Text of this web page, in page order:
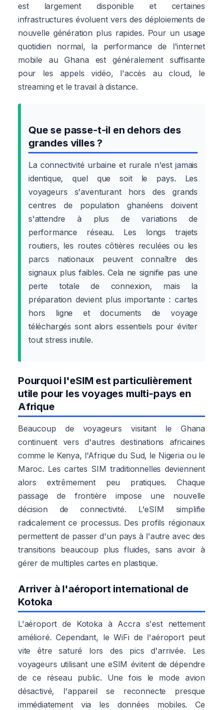
est largement disponible et certaines
infrastructures évoluent vers des déploiements de
nouvelle génération plus rapides. Pour un usage
quotidien normal, la performance de l'internet
mobile au Ghana est généralement suffisante
pour les appels vidéo, l'accès au cloud, le
streaming et le travail à distance.
Que se passe-t-il en dehors des
grandes villes ?
La connectivité urbaine et rurale n'est jamais
identique, quel que soit le pays. Les
voyageurs s'aventurant hors des grands
centres de population ghanéens doivent
s'attendre à plus de variations de
performance réseau. Les longs trajets
routiers, les routes côtières reculées ou les
parcs nationaux peuvent connaître des
signaux plus faibles. Cela ne signifie pas une
perte totale de connexion, mais la
préparation devient plus importante : cartes
hors ligne et documents de voyage
téléchargés sont alors essentiels pour éviter
tout stress inutile.
Pourquoi l'eSIM est particulièrement
utile pour les voyages multi-pays en
Afrique
Beaucoup de voyageurs visitant le Ghana
continuent vers d'autres destinations africaines
comme le Kenya, l'Afrique du Sud, le Nigeria ou le
Maroc. Les cartes SIM traditionnelles deviennent
alors extrêmement peu pratiques. Chaque
passage de frontière impose une nouvelle
décision de connectivité. L'eSIM simplifie
radicalement ce processus. Des profils régionaux
permettent de passer d'un pays à l'autre avec des
transitions beaucoup plus fluides, sans avoir à
gérer de multiples cartes en plastique.
Arriver à l'aéroport international de
Kotoka
L'aéroport de Kotoka à Accra s'est nettement
amélioré. Cependant, le WiFi de l'aéroport peut
vite être saturé lors des pics d'arrivée. Les
voyageurs utilisant une eSIM évitent de dépendre
de ce réseau public. Une fois le mode avion
désactivé, l'appareil se reconnecte presque
immédiatement via les données mobiles. Ce